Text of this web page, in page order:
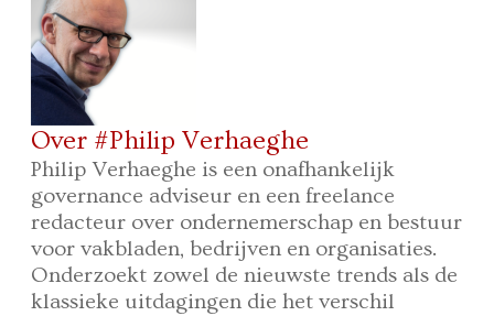
Over #Philip Verhaeghe
Philip Verhaeghe is een onafhankelijk
governance adviseur en een freelance
redacteur over ondernemerschap en bestuur
voor vakbladen, bedrijven en organisaties.
Onderzoekt zowel de nieuwste trends als de
klassieke uitdagingen die het verschil